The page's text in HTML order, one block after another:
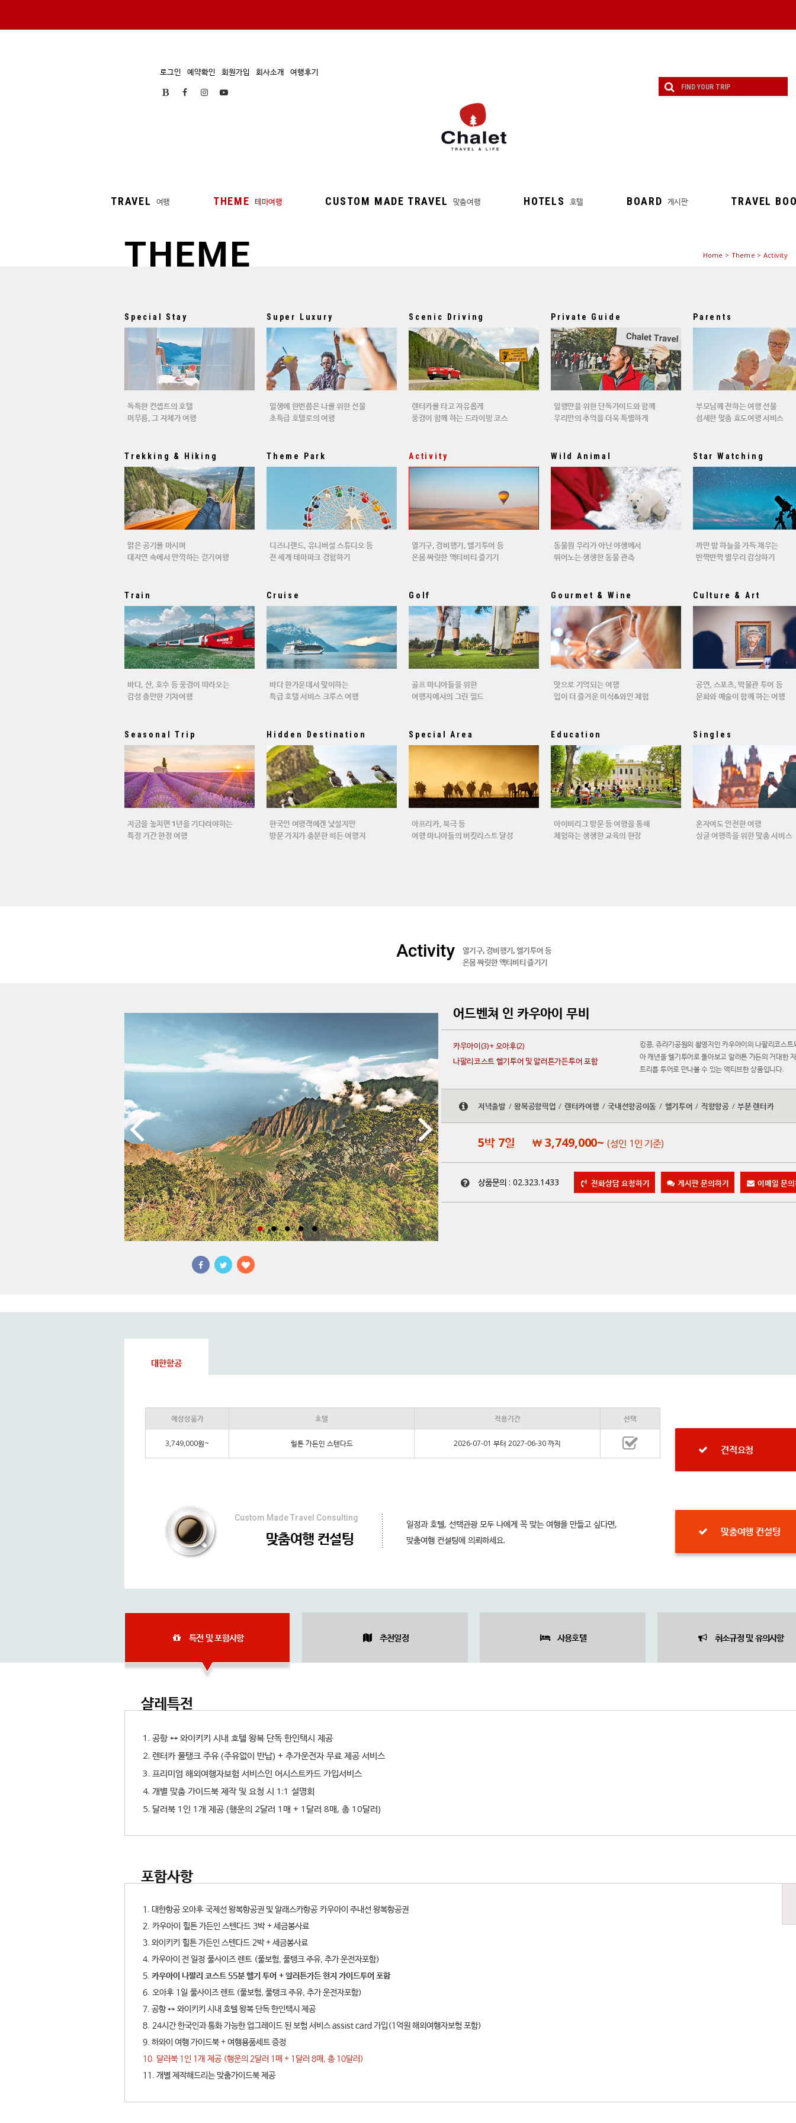
로그인 예약확인 회원가입 회사소개 여행후기
TRAVEL 여행 THEME 테마여행 CUSTOM MADE TRAVEL 맞춤여행 HOTELS 호텔 BOARD 게시판 TRAVEL
THEME Home > Theme > Activity
Special Stay
독특한 컨셉트의 호텔
머무름, 그 자체가 여행
Super Luxury
일생에 한번쯤은 나를 위한 선물
초특급 호텔로의 여행
Scenic Driving
렌터카를 타고 자유롭게
풍경이 함께 하는 드라이빙 코스
Private Guide
일행만을 위한 단독가이드와 함께
우리만의 추억을 더욱 특별하게
Parents
부모님께 전하는 여행 선물
섬세한 맞춤 효도여행 서비스
Trekking & Hiking
맑은 공기를 마시며
대자연 속에서 만끽하는 걷기여행
Theme Park
디즈니랜드, 유니버설 스튜디오 등
전 세계 테마파크 경험하기
Activity
열기구, 경비행기, 헬기투어 등
온몸 짜릿한 액티비티 즐기기
Wild Animal
동물원 우리가 아닌 야생에서
뛰어노는 생생한 동물 관측
Star Watching
까만 밤 하늘을 가득 채우는
반짝반짝 별무리 감상하기
Train
바다, 산, 호수 등 풍경이 따라오는
감성 충만한 기차여행
Cruise
바다 한가운데서 맞이하는
특급 호텔 서비스 크루스 여행
Golf
골프 마니아들을 위한
여행지에서의 그린 필드
Gourmet & Wine
맛으로 기억되는 여행
입이 더 즐거운 미식&와인 체험
Culture & Art
공연, 스포츠, 박물관 투어 등
문화와 예술이 함께 하는 여행
Seasonal Trip
지금을 놓치면 1년을 기다려야하는
특정 기간 한정 여행
Hidden Destination
한국인 여행객에겐 낯설지만
방문 가치가 충분한 히든 여행지
Special Area
아프리카, 북극 등
여행 마니아들의 버킷리스트 달성
Education
아이비리그 방문 등 여행을 통해
체험하는 생생한 교육의 현장
Singles
혼자여도 안전한 여행
싱글 여행족을 위한 맞춤 서비스
Activity
열기구, 경비행기, 헬기투어 등
온몸 짜릿한 액티비티 즐기기
어드벤쳐 인 카우아이 무비
카우아이(3) + 오아후(2)
나팔리코스트 헬기투어 및 알러튼가든투어 포함
킹콩, 쥬라기공원의 촬영지인 카우아이의 나팔리코스트
아 캐년을 헬기투어로 돌아보고 알러튼 가든의 거대한
트리를 투어로 만나볼 수 있는 액티브한 상품입니다.
저녁출발 / 왕복공항픽업 / 렌터카여행 / 국내선항공이동 / 헬기투어 / 직항항공 / 부분 렌터카
5박 7일 3,749,000~(성인 1인 기준)
상품문의 : 02.323.1433 전화상담 요청하기 게시판 문의하기 이메일 문
대한항공
예상상품가 호텔 적용기간 선택
3,749,000원~ 힐튼 가든인 스텐다드 2026-07-01 부터 2027-06-30 까지 견적요청
Custom Made Travel Consulting
맞춤여행 컨설팅
일정과 호텔, 선택관광 모두 나에게 꼭 맞는 여행을 만들고 싶다면,
맞춤여행 컨설팅에 의뢰하세요.
맞춤여행 컨설팅
특전 및 포함사항 추천일정 사용호텔 취소규정 및 유의사항
샬레특전
1. 공항 ↔ 와이키키 시내 호텔 왕복 단독 한인택시 제공
2. 렌터카 풀탱크 주유 (주유없이 반납) + 추가운전자 무료 제공 서비스
3. 프리미엄 해외여행자보험 서비스인 어시스트카드 가입서비스
4. 개별 맞춤 가이드북 제작 및 요청 시 1:1 설명회
5. 달러북 1인 1개 제공 (행운의 2달러 1매 + 1달러 8매, 총 10달러)
포함사항
1. 대한항공 오아후 국제선 왕복항공권 및 알래스카항공 카우아이 주내선 왕복항공권
2. 카우아이 힐튼 가든인 스텐다드 3박 + 세금봉사료
3. 와이키키 힐튼 가든인 스텐다드 2박 + 세금봉사료
4. 카우아이 전 일정 풀사이즈 렌트 (풀보험, 풀탱크 주유, 추가 운전자포함)
5. 카우아이 나팔리 코스트 55분 헬기 투어 + 알러튼가든 현지 가이드투어 포함
6. 오아후 1일 풀사이즈 렌트 (풀보험, 풀탱크 주유, 추가 운전자포함)
7. 공항 ↔ 와이키키 시내 호텔 왕복 단독 한인택시 제공
8. 24시간 한국인과 통화 가능한 업그레이드 된 보험 서비스 assist card 가입(1억원 해외여행자보험 포함)
9. 하와이 여행 가이드북 + 여행용품세트 증정
10. 달러북 1인 1개 제공 (행운의 2달러 1매 + 1달러 8매, 총 10달러)
11. 개별 제작해드리는 맞춤가이드북 제공